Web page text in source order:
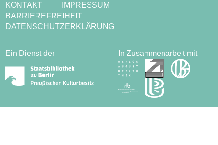
KONTAKT
IMPRESSUM
BARRIEREFREIHEIT
DATENSCHUTZERKLÄRUNG
Ein Dienst der In Zusammenarbeit mit